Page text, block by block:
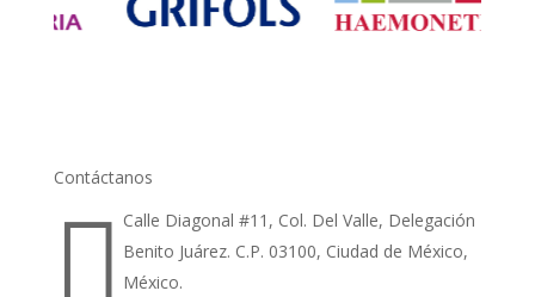
Contáctanos
 Calle Diagonal #11, Col. Del Valle, Delegación
Benito Juárez. C.P. 03100, Ciudad de México,
México.